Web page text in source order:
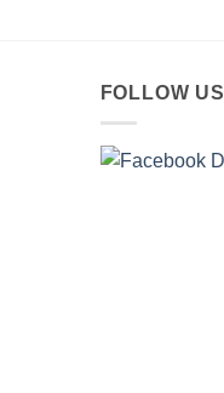
FOLLOW US